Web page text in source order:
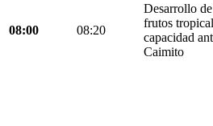
08:00 08:20
Desarrollo
frutos
capacidad
Caimito